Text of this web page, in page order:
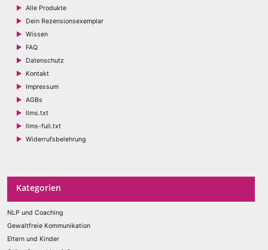
Alle Produkte
Dein Rezensionsexemplar
Wissen
FAQ
Datenschutz
Kontakt
Impressum
AGBs
llms.txt
llms-full.txt
Widerrufsbelehrung
Kategorien
NLP und Coaching
Gewaltfreie Kommunikation
Eltern und Kinder